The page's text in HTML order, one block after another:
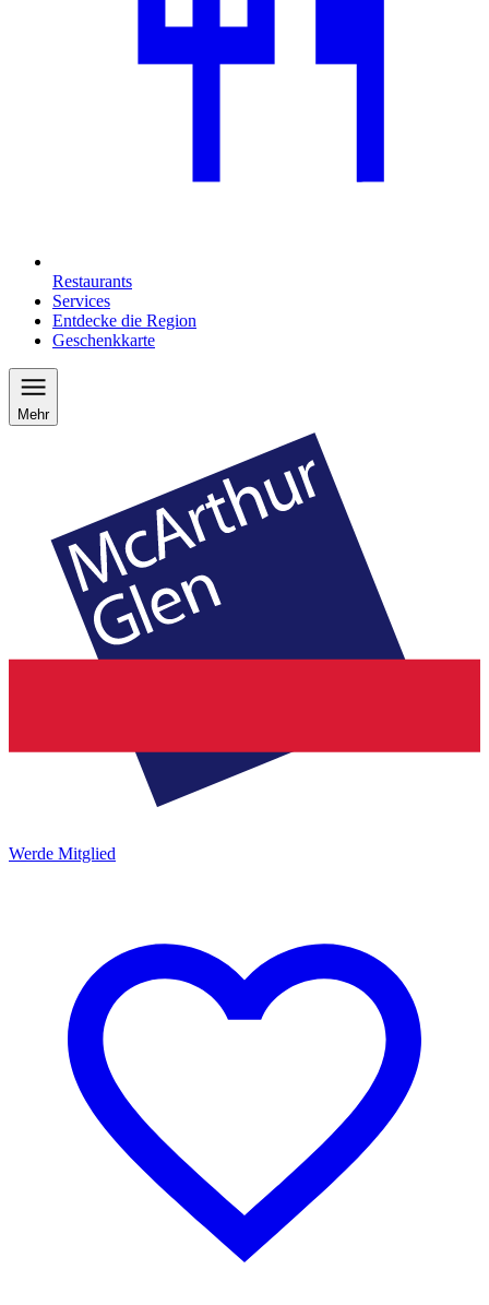
Restaurants
Services
Entdecke die Region
Geschenkkarte
Mehr
Werde Mitglied